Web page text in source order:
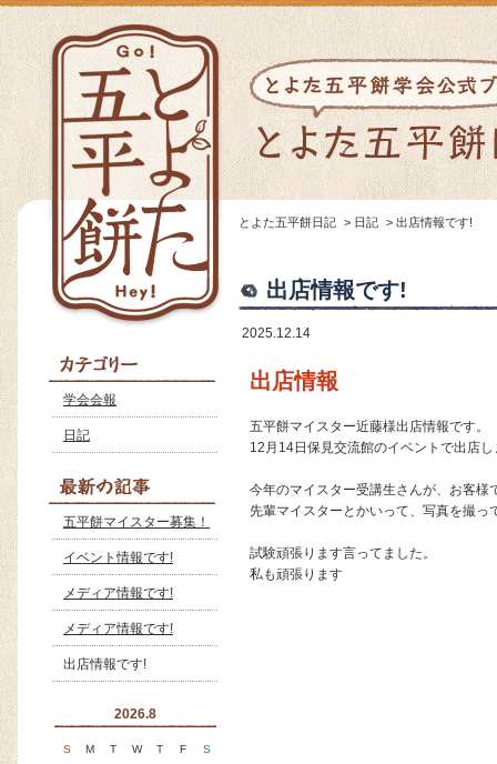
学会会報
日記
五平餅マイスター募集！
イベント情報です!
メディア情報です!
メディア情報です!
出店情報です!
2026.8
S M T W T F
S
とよた五平餅日記 > 日記 > 出店情報です!
出店情報です!
2025.12.14
出店情報
五平餅マイスター近藤様出店情報です。
12月14日保見交流館のイベントで出店し
今年のマイスター受講生さんが、お客様
先輩マイスターとかいって、写真を撮っ
試験頑張ります言ってました。
私も頑張ります